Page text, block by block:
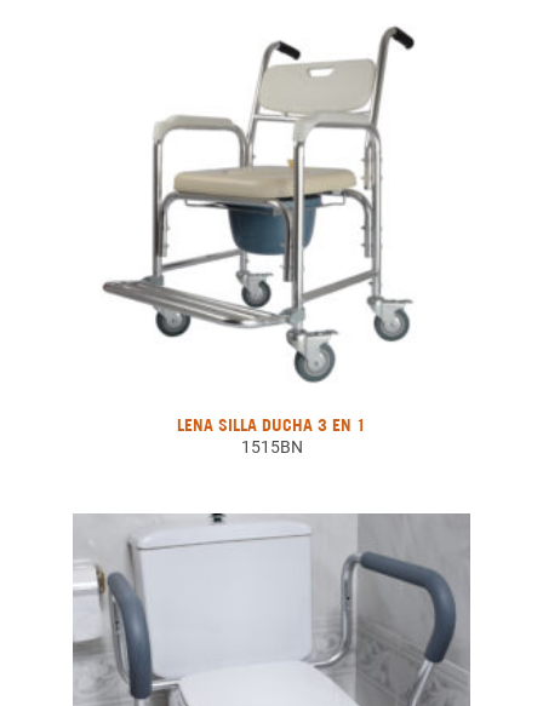
LENA SILLA DUCHA 3 EN 1
1515BN